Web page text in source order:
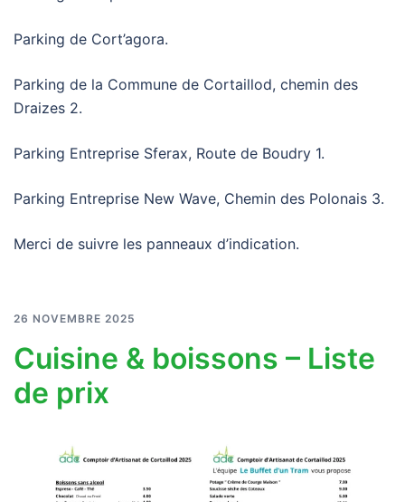
Parking de Cort’agora.
Parking de la Commune de Cortaillod, chemin des
Draizes 2.
Parking Entreprise Sferax, Route de Boudry 1.
Parking Entreprise New Wave, Chemin des Polonais 3.
Merci de suivre les panneaux d’indication.
26 NOVEMBRE 2025
Cuisine & boissons – Liste
de prix